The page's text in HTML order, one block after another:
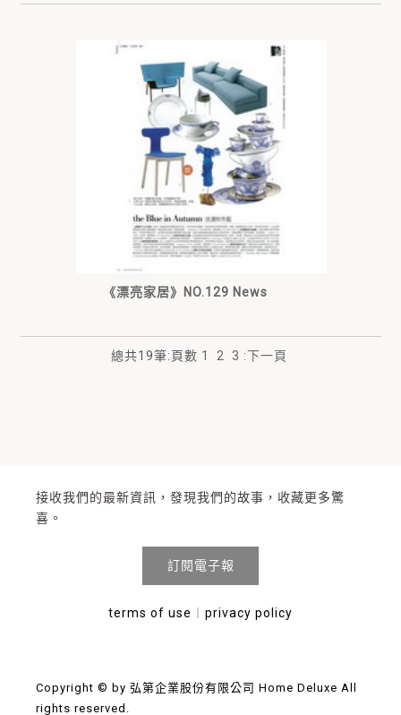
《漂亮家居》NO.129 News
總共19筆:頁數 1 2 3 :下一頁
Copyright © by 弘第企業股份有限公司 Home Deluxe All
rights reserved.
接收我們的最新資訊，發現我們的故事，收藏更多驚
喜。
訂閱電子報
terms of use privacy policy